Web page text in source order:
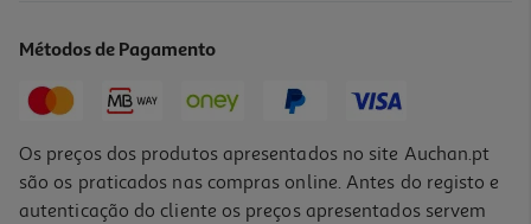
Métodos de Pagamento
Os preços dos produtos apresentados no site Auchan.pt
são os praticados nas compras online. Antes do registo e
autenticação do cliente os preços apresentados servem